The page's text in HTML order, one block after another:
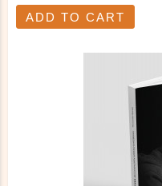
ADD TO CART